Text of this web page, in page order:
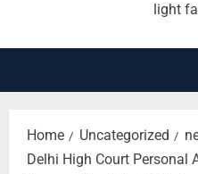
light
Home Uncategorized
Delhi High Court Personal